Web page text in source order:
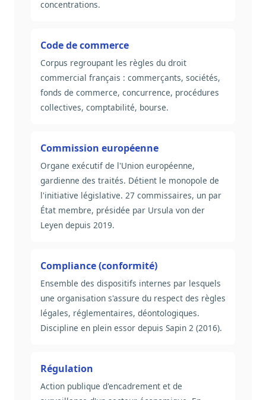
concentrations.
Code de commerce
Corpus regroupant les règles du droit
commercial français : commerçants, sociétés,
fonds de commerce, concurrence, procédures
collectives, comptabilité, bourse.
Commission européenne
Organe exécutif de l'Union européenne,
gardienne des traités. Détient le monopole de
l'initiative législative. 27 commissaires, un par
État membre, présidée par Ursula von der
Leyen depuis 2019.
Compliance (conformité)
Ensemble des dispositifs internes par lesquels
une organisation s'assure du respect des règles
légales, réglementaires, déontologiques.
Discipline en plein essor depuis Sapin 2 (2016).
Régulation
Action publique d'encadrement et de